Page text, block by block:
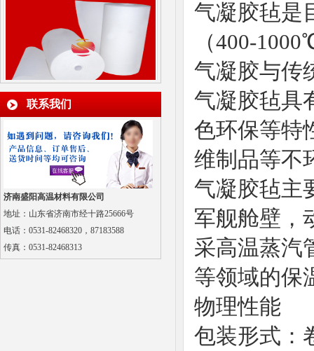
联系我们
济南盛阳高温材料有限公司
地址：山东省济南市经十路25666号
电话：0531-82468320，87183588
传真： 0531-82468313
气凝胶毡是
（400-
气凝胶与传
气凝胶毡具
色环保等特
维制品等不
气凝胶毡主
军舰舱壁，
采高温蒸汽
等领域的保
物理性能
包装形式：